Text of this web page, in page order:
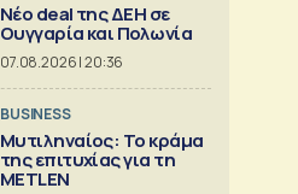
Νέο deal της ΔΕΗ σε
Ουγγαρία και Πολωνία
07.08.2026 | 20:36
BUSINESS
Μυτιληναίος: Το κράμα
της επιτυχίας για τη
METLEN